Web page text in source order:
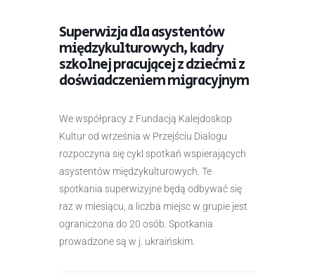
Superwizja dla asystentów
międzykulturowych, kadry
szkolnej pracującej z dziećmi z
doświadczeniem migracyjnym
We współpracy z Fundacją Kalejdoskop
Kultur od września w Przejściu Dialogu
rozpoczyna się cykl spotkań wspierających
asystentów międzykulturowych. Te
spotkania superwizyjne będą odbywać się
raz w miesiącu, a liczba miejsc w grupie jest
ograniczona do 20 osób. Spotkania
prowadzone są w j. ukraińskim.